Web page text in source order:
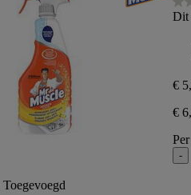
0.0
van
Dit
€
€
-
Toegevoegd